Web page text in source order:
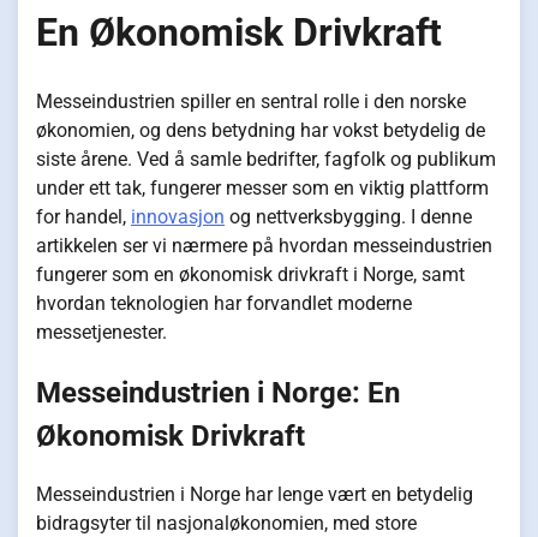
En Økonomisk Drivkraft
Messeindustrien spiller en sentral rolle i den norske
økonomien, og dens betydning har vokst betydelig de
siste årene. Ved å samle bedrifter, fagfolk og publikum
under ett tak, fungerer messer som en viktig plattform
for handel, innovasjon og nettverksbygging. I denne
artikkelen ser vi nærmere på hvordan messeindustrien
fungerer som en økonomisk drivkraft i Norge, samt
hvordan teknologien har forvandlet moderne
messetjenester.
Messeindustrien i Norge: En
Økonomisk Drivkraft
Messeindustrien i Norge har lenge vært en betydelig
bidragsyter til nasjonaløkonomien, med store